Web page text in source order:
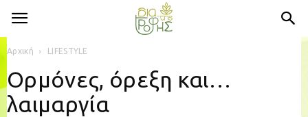
Αρχική LIFESTYLE
Ορμόνες, όρεξη και…
λαιμαργία